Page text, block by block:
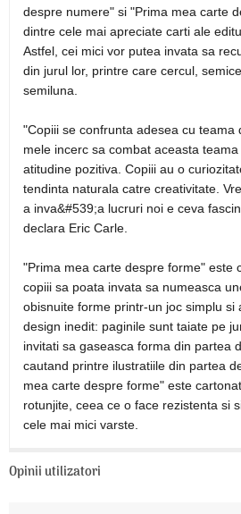
despre numere" si "Prima mea carte
dintre cele mai apreciate carti ale
Astfel, cei mici vor putea invata sa
din jurul lor, printre care cercul,
semiluna.
"Copiii se confrunta adesea cu teama
mele incerc sa combat aceasta
atitudine pozitiva. Copiii au o
tendinta naturala catre creativitate.
a inva&#539;a lucruri noi e ceva
declara Eric Carle.
"Prima mea carte despre forme" este
copiii sa poata invata sa numeasca
obisnuite forme printr-un joc simplu si
design inedit: paginile sunt taiate pe
invitati sa gaseasca forma din partea
cautand printre ilustratiile din partea
mea carte despre forme" este
rotunjite, ceea ce o face rezistenta si
cele mai mici varste.
Opinii utilizatori